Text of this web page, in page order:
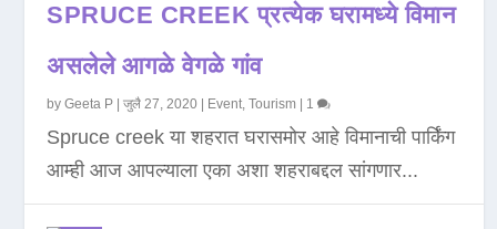
SPRUCE CREEK प्रत्येक घरामध्ये विमान
असलेले आगळे वेगळे गांव
byGeeta P |जुलै 27, 2020 Event,Tourism 1
Spruce creek या शहरात घरासमोर आहे विमानाची पार्किंग
आम्ही आज आपल्याला एका अशा शहराबद्दल सांगणार...